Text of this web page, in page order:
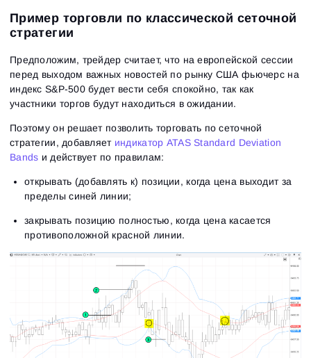
Пример торговли по классической сеточной
стратегии
Предположим, трейдер считает, что на европейской сессии
перед выходом важных новостей по рынку США фьючерс на
индекс S&P-500 будет вести себя спокойно, так как
участники торгов будут находиться в ожидании.
Поэтому он решает позволить торговать по сеточной
стратегии, добавляет индикатор ATAS Standard Deviation
Bands и действует по правилам:
открывать (добавлять к) позиции, когда цена выходит за
пределы синей линии;
закрывать позицию полностью, когда цена касается
противоположной красной линии.